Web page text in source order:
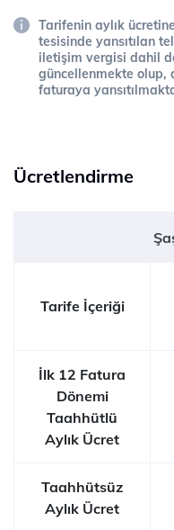
Tarifenin aylık
tesisinde yansıtılan
iletişim vergisi dahil
güncellenmekte olup,
faturaya
Ücretlendirme
Tarife İçeriği
İlk 12 Fatura
Dönemi
Taahhütlü
Aylık Ücret
Taahhütsüz
Aylık Ücret